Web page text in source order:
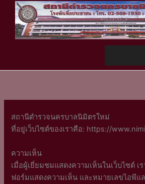
content
สถานีตำรวจนครบาลนิมิตรใหม่
ที่อยู่เว็บไซต์ของเราคือ: https://
ความเห็น
เมื่อผู้เยี่ยมชมแสดงความเห็นในเว็บไซต์ เ
ฟอร์มแสดงความเห็น และหมายเลขไอพีแล